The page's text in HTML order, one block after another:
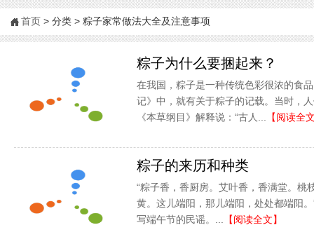
首页 > 分类 > 粽子家常做法大全及注意事项
粽子为什么要捆起来？
在我国，粽子是一种传统色彩很浓的食
记》中，就有关于粽子的记载。当时，
《本草纲目》解释说：“古人...
【阅读全
粽子的来历和种类
“粽子香，香厨房。艾叶香，香满堂。桃
黄。这儿端阳，那儿端阳，处处都端阳
写端午节的民谣。...
【阅读全文】